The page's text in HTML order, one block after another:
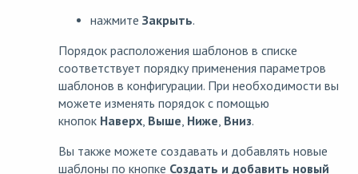
нажмите Закрыть.
Порядок расположения шаблонов в списке
соответствует порядку применения параметров
шаблонов в конфигурации. При необходимости вы
можете изменять порядок с помощью
кнопок Наверх, Выше, Ниже, Вниз.
Вы также можете создавать и добавлять новые
шаблоны по кнопке Создать и добавить новый